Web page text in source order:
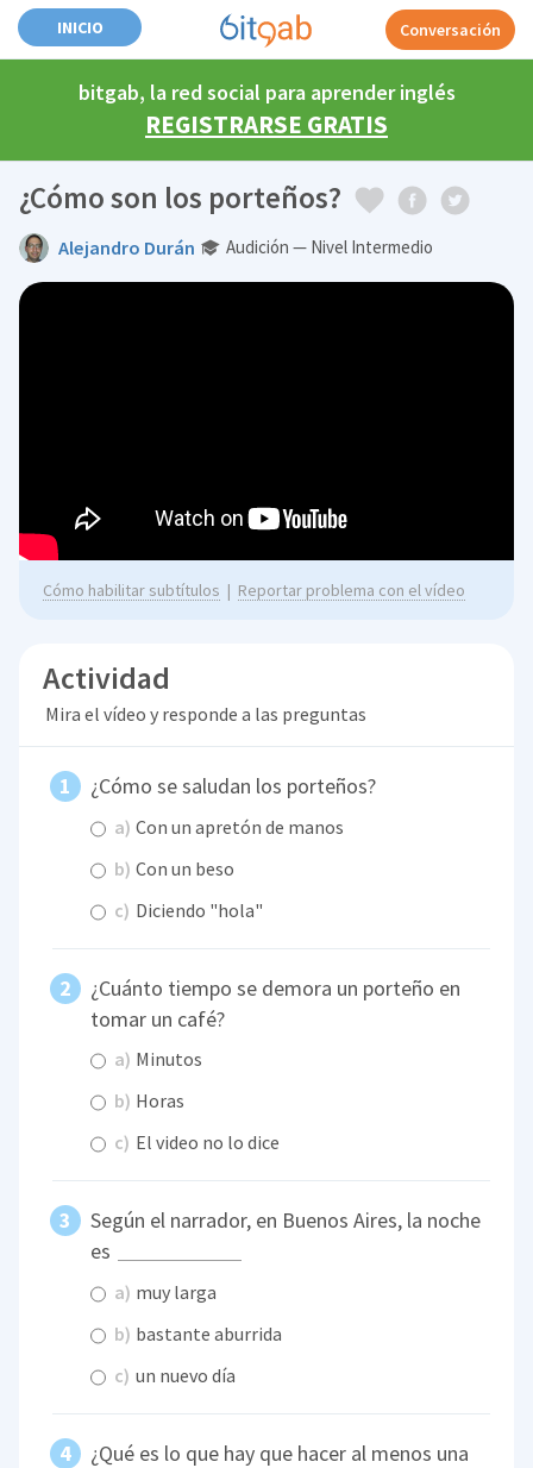
INICIO Conversación
bitgab, la red social para aprender inglés
REGISTRARSE GRATIS
¿Cómo son los porteños?
Alejandro Durán Audición — Nivel Intermedio
Cómo habilitar subtítulos | Reportar problema con el vídeo
Actividad
Mira el vídeo y responde a las preguntas
¿Cómo se saludan los porteños?
a) Con un apretón de manos
b) Con un beso
c) Diciendo "hola"
¿Cuánto tiempo se demora un porteño en
tomar un café?
a) Minutos
b) Horas
c) El video no lo dice
Según el narrador, en Buenos Aires, la noche
es
a) muy larga
b) bastante aburrida
c) un nuevo día
¿Qué es lo que hay que hacer al menos una